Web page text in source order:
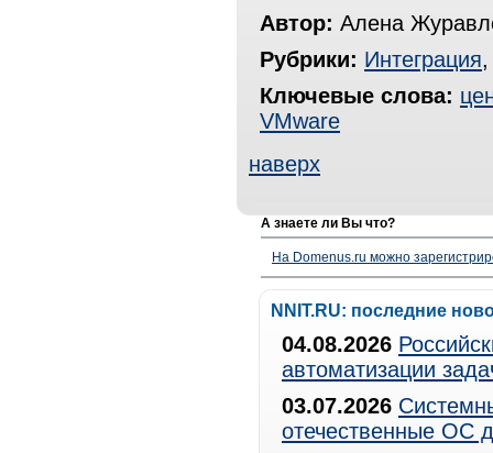
Автор: Алена
Рубрики: Интеграция
Ключевые слова:
VMware
наверх
А знаете ли Вы что?
На Domenus.ru можно
NNIT.RU: последние
04.08.2026
автоматизации
03.07.2026
отечественные ОС